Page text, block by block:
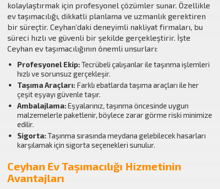
kolaylaştırmak için profesyonel çözümler sunar. Özellikle
ev taşımacılığı, dikkatli planlama ve uzmanlık gerektiren
bir süreçtir. Ceyhan’daki deneyimli nakliyat firmaları, bu
süreci hızlı ve güvenli bir şekilde gerçekleştirir. İşte
Ceyhan ev taşımacılığının önemli unsurları:
Profesyonel Ekip:Tecrübeli çalışanlar ile taşınma işlemleri
hızlı ve sorunsuz gerçekleşir.
Taşıma Araçları: Farklı ebatlarda taşıma araçları ile her
çeşit eşyayı güvenle taşır.
Ambalajlama:Eşyalarınız, taşınma öncesinde uygun
malzemelerle paketlenir, böylece zarar görme riski minimize
edilir.
Sigorta:Taşınma sırasında meydana gelebilecek hasarları
karşılamak için sigorta seçenekleri sunulur.
Ceyhan Ev Taşımacılığı Hizmetinin
Avantajları